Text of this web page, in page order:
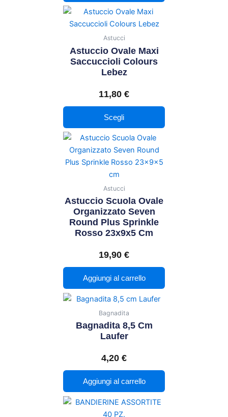
del
prodotto
Astucci
Astuccio Ovale Maxi
Saccuccioli Colours
Lebez
11,80 €
Scegli
Questo
prodotto
ha
più
varianti.
Le
possono
essere
scelte
nella
pagina
del
Astucci
Astuccio Scuola Ovale
Organizzato Seven
Round Plus Sprinkle
Rosso 23x9x5 Cm
19,90 €
Aggiungi al carrello
Bagnadita
Bagnadita 8,5 Cm
Laufer
4,20 €
Aggiungi al carrello